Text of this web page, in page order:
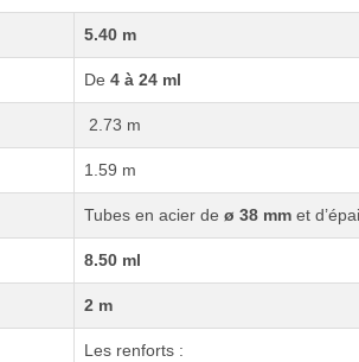
5.40 m
De 4 à 24 ml
2.73 m
1.59 m
Tubes en acier de ø 38 mm et
8.50 ml
2 m
Les renforts :